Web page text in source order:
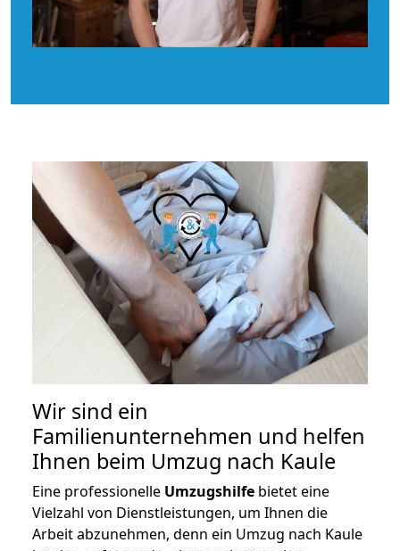
Wir sind ein
Familienunternehmen und helfen
Ihnen beim Umzug nach Kaule
Eine professionelle Umzugshilfe bietet eine
Vielzahl von Dienstleistungen, um Ihnen die
Arbeit abzunehmen, denn ein Umzug nach Kaule